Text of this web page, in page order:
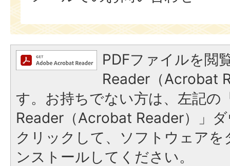
PDFファイルを閲
Reader（Acrobat
す。お持ちでない方は、左記の
Reader（Acrobat Reader）」
クリックして、ソフトウェア
ンストールしてください。